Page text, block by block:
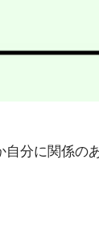
分に関係の